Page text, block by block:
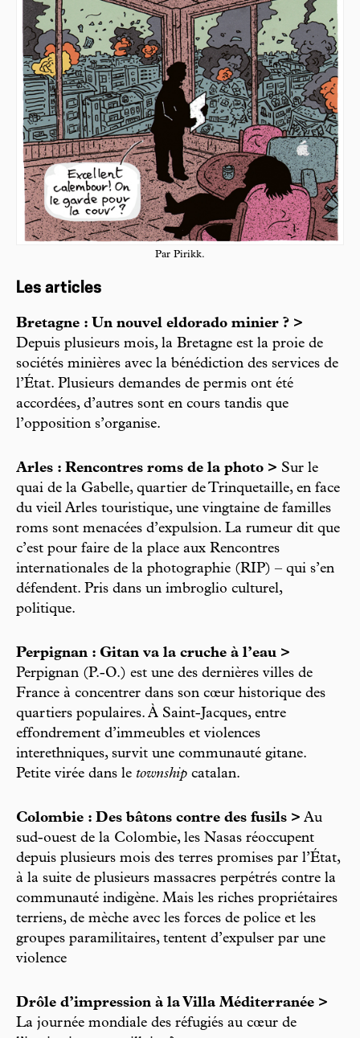
Par Pirikk.
Les articles
Bretagne : Un nouvel eldorado minier ? >
Depuis plusieurs mois, la Bretagne est la proie de
sociétés minières avec la bénédiction des services de
l’État. Plusieurs demandes de permis ont été
accordées, d’autres sont en cours tandis que
l’opposition s’organise.
Arles : Rencontres roms de la photo > Sur le
quai de la Gabelle, quartier de Trinquetaille, en face
du vieil Arles touristique, une vingtaine de familles
roms sont menacées d’expulsion. La rumeur dit que
c’est pour faire de la place aux Rencontres
internationales de la photographie (RIP) – qui s’en
défendent. Pris dans un imbroglio culturel,
politique.
Perpignan : Gitan va la cruche à l’eau >
Perpignan (P.-O.) est une des dernières villes de
France à concentrer dans son cœur historique des
quartiers populaires. À Saint-Jacques, entre
effondrement d’immeubles et violences
interethniques, survit une communauté gitane.
Petite virée dans le township catalan.
Colombie : Des bâtons contre des fusils > Au
sud-ouest de la Colombie, les Nasas réoccupent
depuis plusieurs mois des terres promises par l’État,
à la suite de plusieurs massacres perpétrés contre la
communauté indigène. Mais les riches propriétaires
terriens, de mèche avec les forces de police et les
groupes paramilitaires, tentent d’expulser par une
violence
Drôle d’impression à la Villa Méditerranée >
La journée mondiale des réfugiés au cœur de